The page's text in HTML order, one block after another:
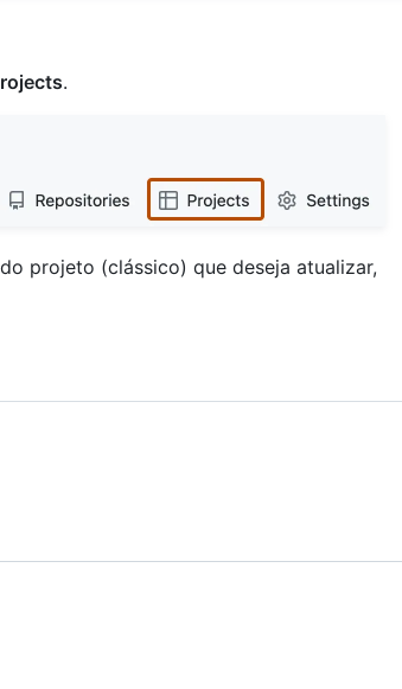
.
projeto (clássico) que deseja atualizar,